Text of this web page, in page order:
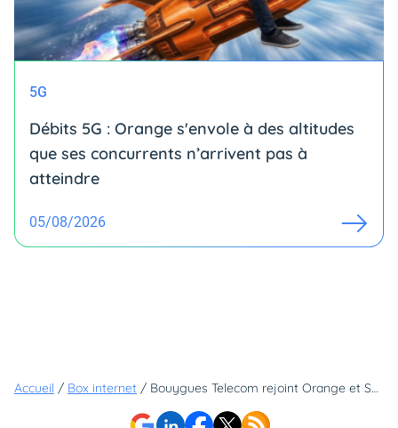
5G
Débits 5G : Orange s'envole à des altitudes
que ses concurrents n’arrivent pas à
atteindre
05/08/2026
Accueil / Box internet / Bouygues Telecom rejoint Orange et SFR en changeant la politique tarifaire sur ses box internet...